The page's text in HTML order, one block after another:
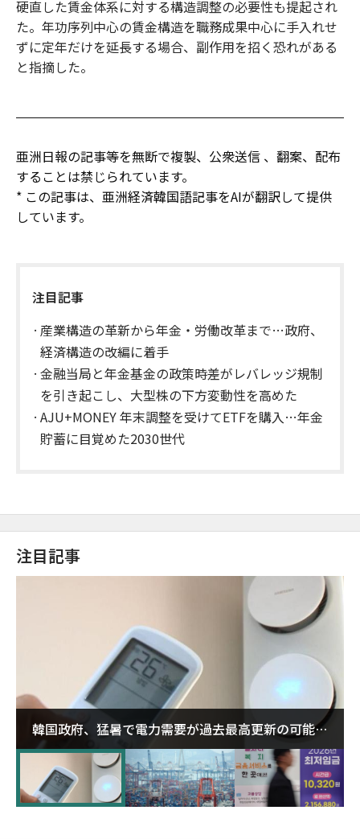
硬直した賃金体系に対する構造調整の必要性も提起され
た。年功序列中心の賃金構造を職務成果中心に手入れせ
ずに定年だけを延長する場合、副作用を招く恐れがある
と指摘した。
亜洲日報の記事等を無断で複製、公衆送信 、翻案、配布
することは禁じられています。
* この記事は、亜洲経済韓国語記事をAIが翻訳して提供
しています。
注目記事
産業構造の革新から年金・労働改革まで…政府、
経済構造の改編に着手
金融当局と年金基金の政策時差がレバレッジ規制
を引き起こし、大型株の下方変動性を高めた
AJU+MONEY 年末調整を受けてETFを購入…年金
貯蓄に目覚めた2030世代
注目記事
韓国政府、猛暑で電力需要が過去最高更新の可能性
に需給対応体制を点検